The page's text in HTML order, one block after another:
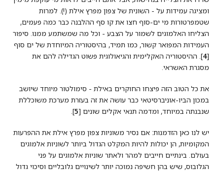
ומציגה עמידות על - השונית של צפון מפרץ אילת (!). למרות
שטמפרטורות מי ים-סוף חצו את קו סף ההלבנה כבר כמה פעמים,
הצליחו האלמוגים לשמור על הצבע - וכל מה שמשתמע ממנו. סיפור
העמידות המפואר קשור, כמו תמיד, בהיסטוריה המיוחדת של ים סוף
[
4]. ההיסטוריה האקלימית והגיאולוגית פשוט הגדילה להם את
מסגרת האשראי.
את כל הטוב הזה פיצחו החוקרים באילת - סימולטור מיוחד שיושב
במכון הביו-אוניברסיטאי כבר עושה את זה בעזרת מערכת משוכללת
שנבנתה במיוחד, ומדמה תנאי אקלים שונים [5
].
יש לנו כאן הזדמנות: אם נסיר משוניות צפון מפרץ אילת את ההפרעות
המקומיות, הן יכולות להיות המקלט הגדול ביותר לשוניות אלמוגים
בעולם. בינתיים חייבים למהר ולאתר שוניות אלמוגים על פני
הגלובוס, שיש בהן חשיפה נמוכה יותר לשינויים גלובליים וסיכוי גדול